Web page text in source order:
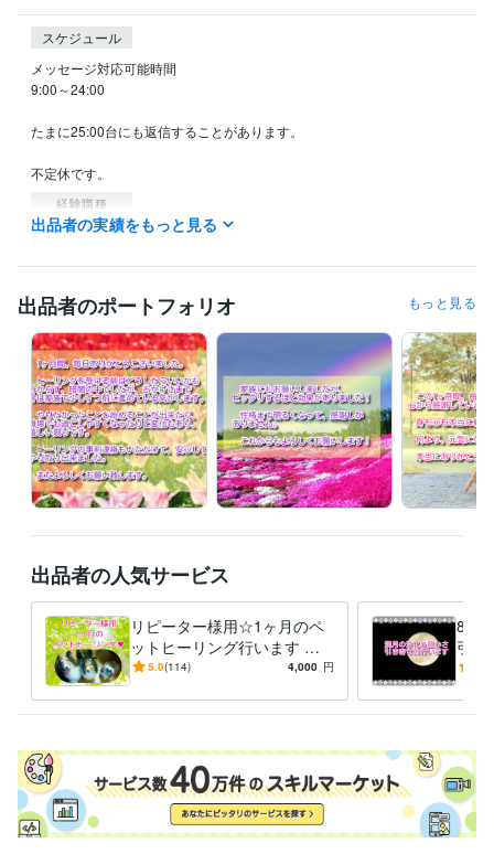
スケジュール
メッセージ対応可能時間
9:00～24:00
たまに25:00台にも返信することがあります。
経験職種
営業 / 法人営業 経験年数 : 15年
営業 / 営業事務・アシスタント 経験年数 : 9年
事務・ビジネスサポート / 事務（一般事務）
ライフスタイル・その他 / 占い師
受賞歴
ゴールドランクに昇格 プラチナランクに昇格
ビジネス・クリエイティブツール
Excel:15年PowerPoint:3年Word:15年
得意分野
占い 強力浄化（ヒーリング） 強力祈祷
占い ご縁結び 潜在意識書き換え（勾玉セラピー） 総合スピリチュ
ヒーリング 占い 霊感タロット
オラクルカード
潜在意識
出品者の実績をもっと見る
出品者のポートフォリオ もっと見る
出品者の人気サービス
リピーター様用☆1ヶ月のペ
ットヒーリング行います じ
っくり癒してご機嫌に過ごし
5.0(114) 4,000 円
8/
引き
ワー